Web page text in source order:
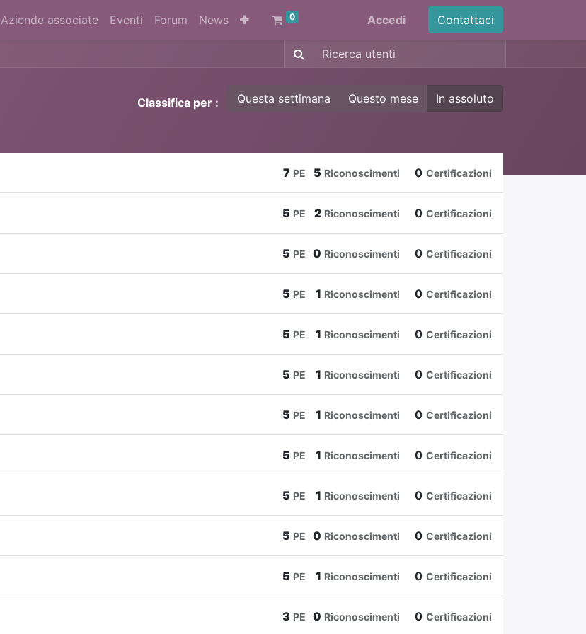
Aziende associate Eventi Forum News 0 Accedi Contattaci
Classifica per : Questa settimana Questo mese In assoluto
7 PE 5 Riconoscimenti 0 Certificazioni
5 PE 2 Riconoscimenti 0 Certificazioni
5 PE 0 Riconoscimenti 0 Certificazioni
5 PE 1 Riconoscimenti 0 Certificazioni
5 PE 1 Riconoscimenti 0 Certificazioni
5 PE 1 Riconoscimenti 0 Certificazioni
5 PE 1 Riconoscimenti 0 Certificazioni
5 PE 1 Riconoscimenti 0 Certificazioni
5 PE 1 Riconoscimenti 0 Certificazioni
5 PE 0 Riconoscimenti 0 Certificazioni
5 PE 1 Riconoscimenti 0 Certificazioni
3 PE 0 Riconoscimenti 0 Certificazioni